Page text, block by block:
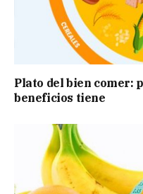
Plato del bien comer:
beneficios tiene